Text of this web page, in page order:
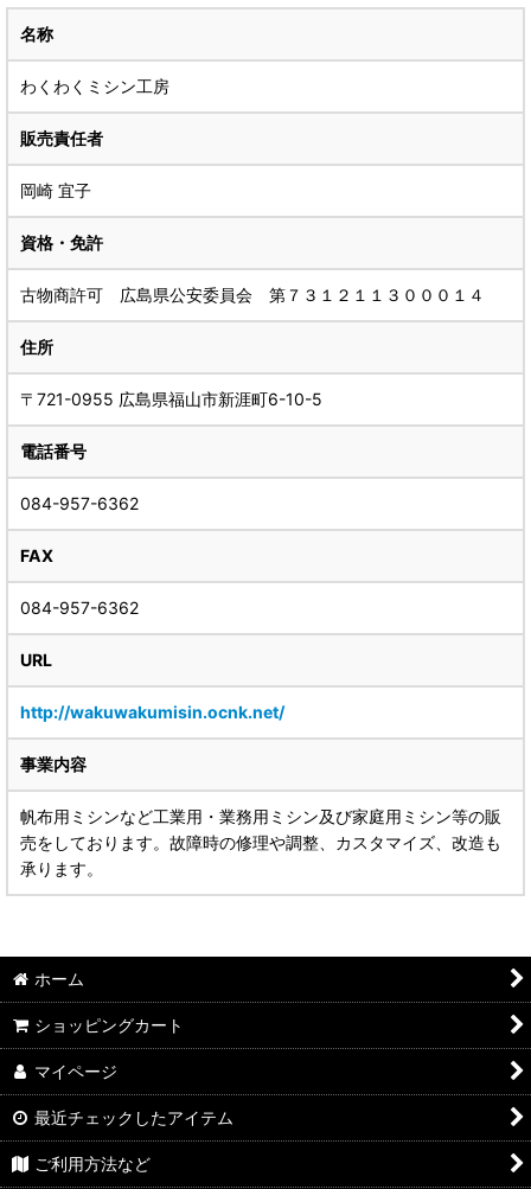
名称
わくわくミシン工房
販売責任者
岡崎 宜子
資格・免許
古物商許可 広島県公安委員会 第７３１２１１３０００１４
住所
〒721-0955 広島県福山市新涯町6-10-5
電話番号
084-957-6362
FAX
084-957-6362
URL
http://wakuwakumisin.ocnk.net/
事業内容
帆布用ミシンなど工業用・業務用ミシン及び家庭用ミシン等の販
売をしております。故障時の修理や調整、カスタマイズ、改造も
承ります。
ホーム
ショッピングカート
マイページ
最近チェックしたアイテム
ご利用方法など